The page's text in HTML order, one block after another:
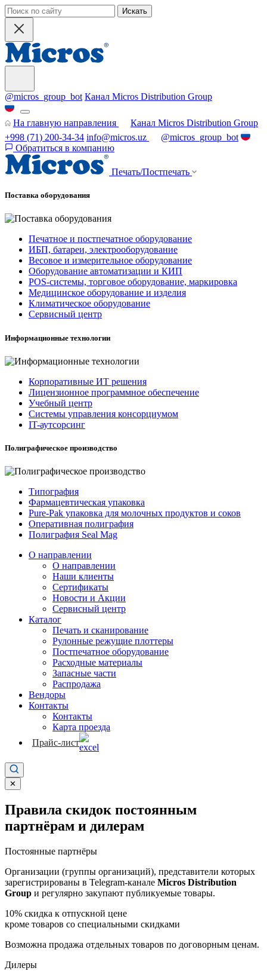
Искать
@micros_group_bot Канал Micros Distribution Group
На главную направления
Канал Micros Distribution Group
+998 (71) 200-34-34 info@micros.uz
@micros_group_bot
Обратиться в компанию
Печать/Постпечать
Поставка оборудования
Печатное и постпечатное оборудование
ИБП, батареи, электрооборудование
Весовое и измерительное оборудование
Оборудование автоматизации и КИП
POS-системы, торговое оборудование, маркировка
Медицинское оборудование и изделия
Климатическое оборудование
Сервисный центр
Информационные технологии
Корпоративные ИТ решения
Лицензионное программное обеспечение
Учебный центр
Системы управления консорциумом
IT-аутсорсинг
Полиграфическое производство
Типография
Фармацевтическая упаковка
Pure-Pak упаковка для молочных продуктов и соков
Оперативная полиграфия
Полиграфия Seal Mag
О направлении
О направлении
Наши клиенты
Сертификаты
Новости и Акции
Сервисный центр
Каталог
Печать и сканирование
Рулонные режущие плоттеры
Постпечатное оборудование
Расходные материалы
Запасные части
Распродажа
Вендоры
Контакты
Контакты
Карта проезда
Прайс-лист
✕
Правила скидок постоянным
партнёрам и дилерам
Постоянные партнёры
Организации (группы организаций), представители которых
зарегистрированы в Telegram-канале Micros Distribution
Group и регулярно закупают публикуемые товары.
10% скидка к отпускной цене
кроме товаров со специальными скидками
Возможна продажа отдельных товаров по договорным ценам.
Дилеры